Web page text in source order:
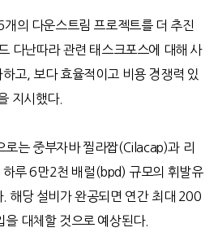
개의 다운스트림 프로젝트를 더 추진
다난따라 관련 태스크포스에 대해 사
고
보다 효율적이고 비용 경쟁력 있
지시했다.
로는 중부자바 찔라짭(Cilacap)과 리
하루6만2천 배럴(bpd) 규모의 휘발유
. 해당 설비가 완공되면 연간 최대 200
을 대체할 것으로 예상된다.